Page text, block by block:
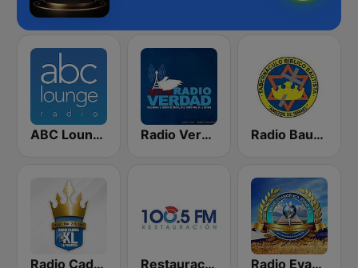
ABC Lounge Jazz Radio Verdad 95.7 FM Radio Bautista Global 89.7 FM
Radio Cadena YSKL La Poderosa Restauración 100.5 FM Radio Evangélica Josué